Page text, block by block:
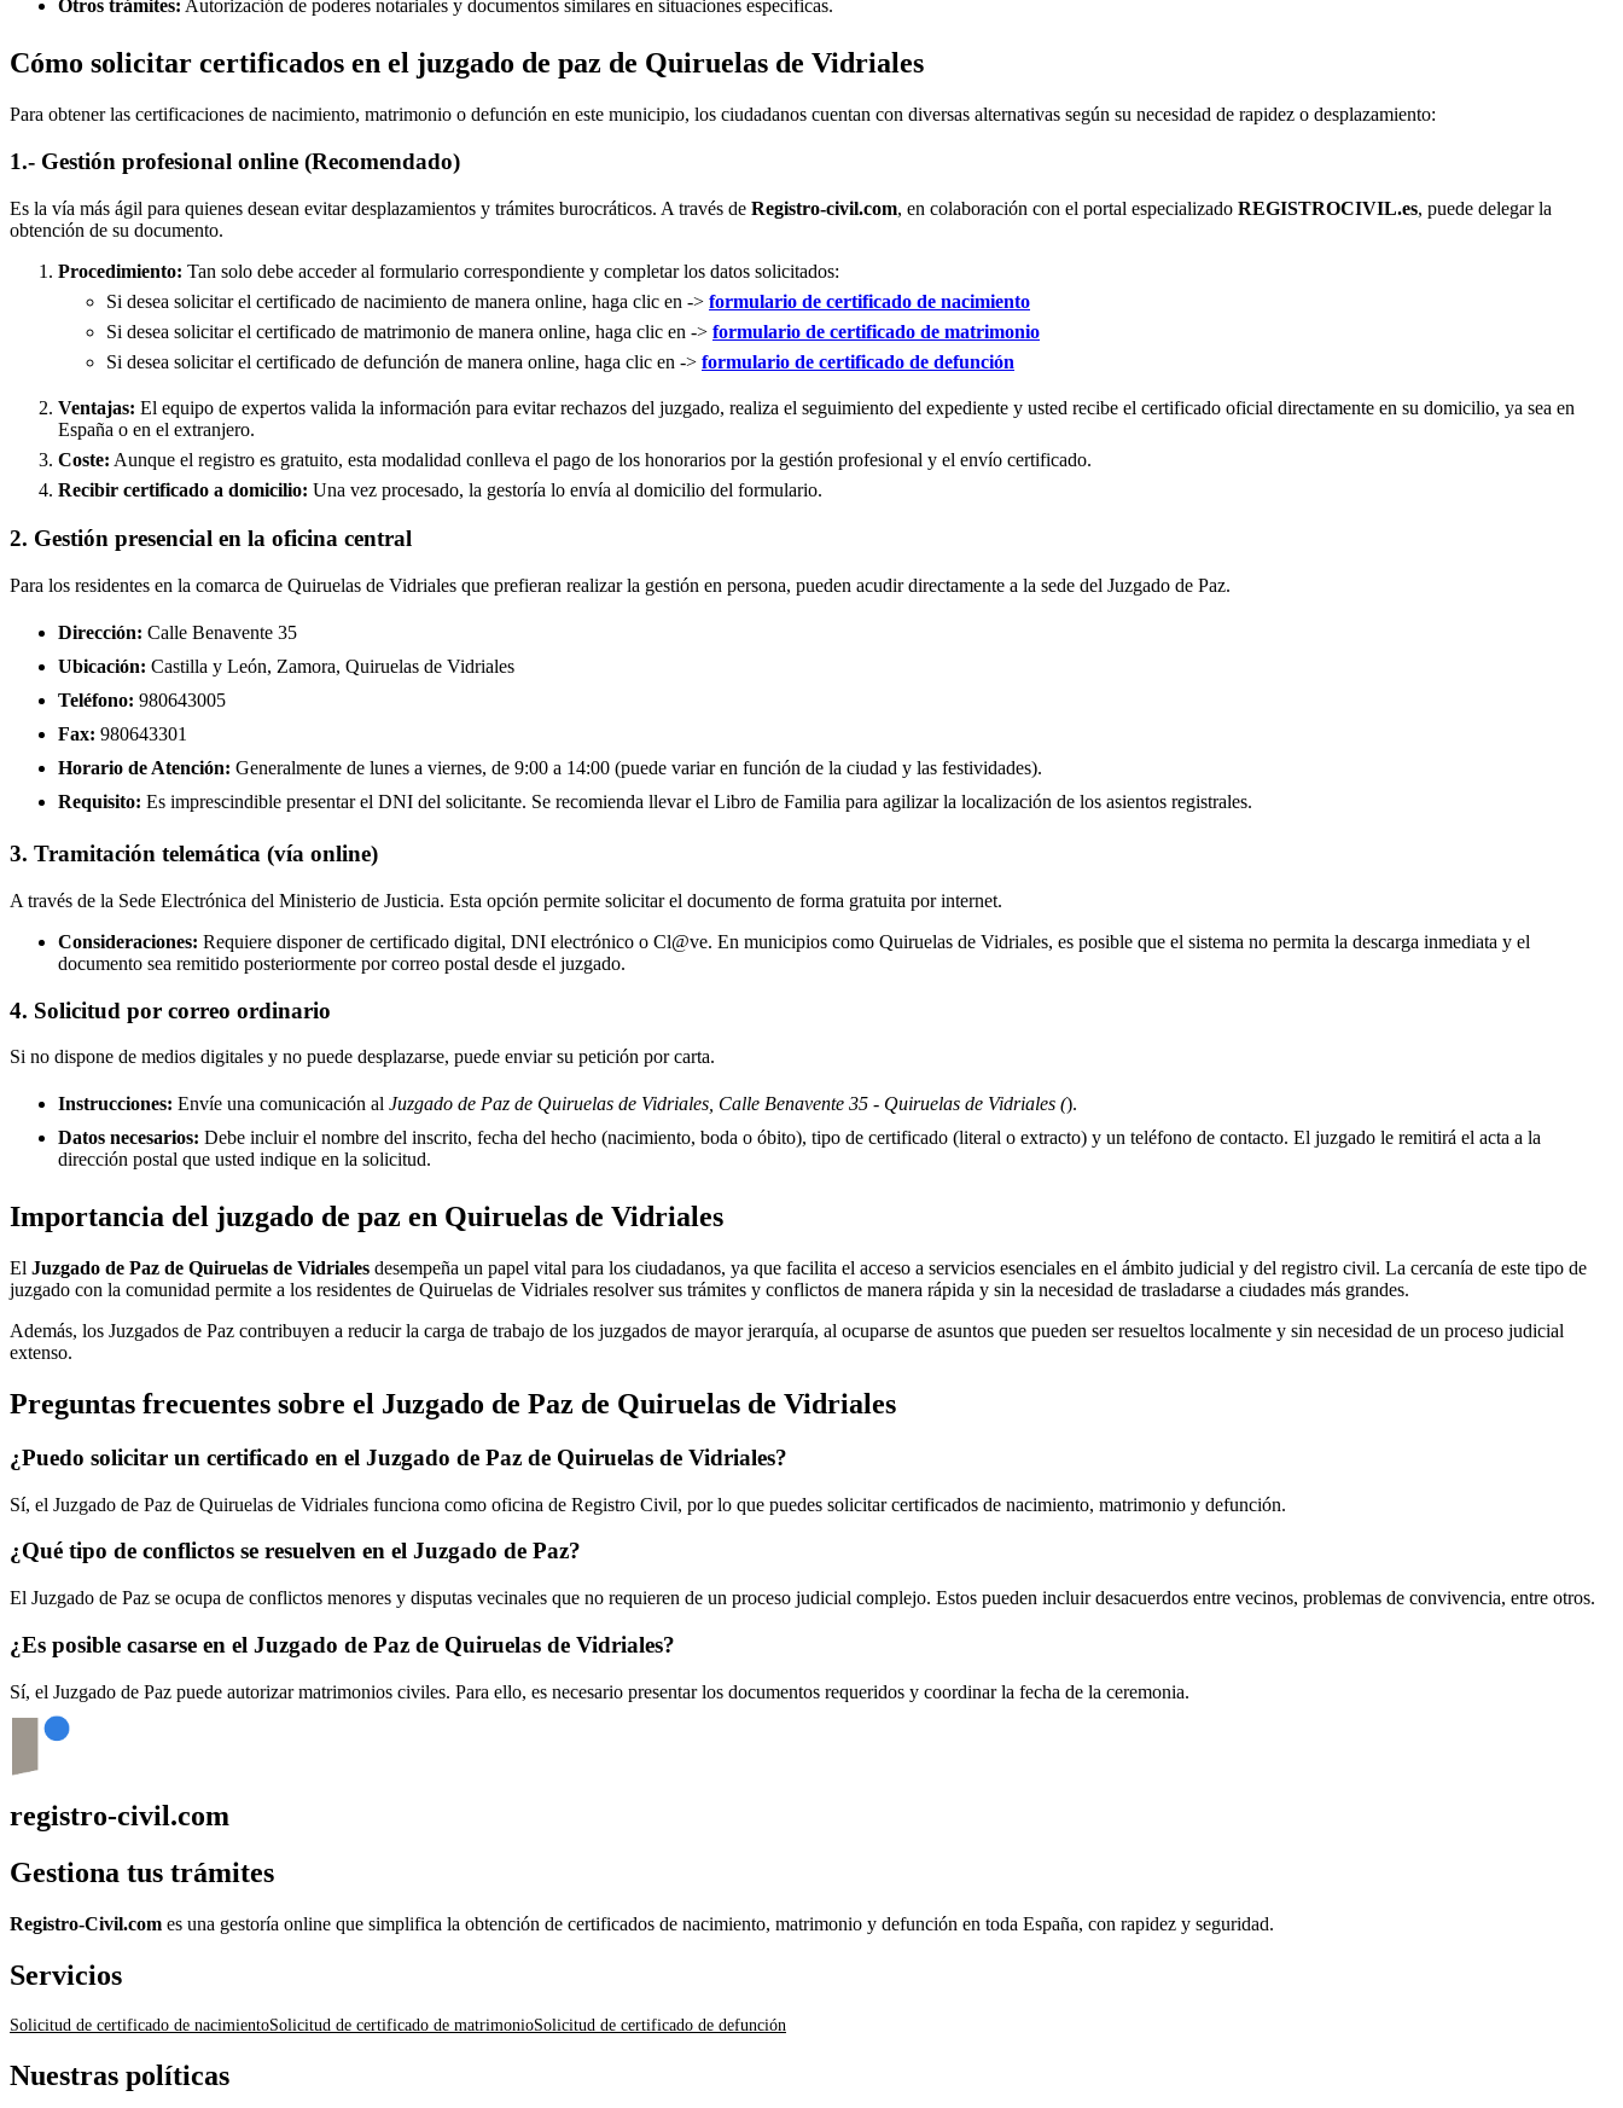
Otros trámites: Autorización de poderes notariales y documentos similares en situaciones específicas.
Cómo solicitar certificados en el juzgado de paz de Quiruelas de Vidriales
Para obtener las certificaciones de nacimiento, matrimonio o defunción en este municipio, los ciudadanos cuentan con diversas alternativas según su necesidad de rapidez o desplazamiento:
1.- Gestión profesional online (Recomendado)
Es la vía más ágil para quienes desean evitar desplazamientos y trámites burocráticos. A través de Registro-civil.com, en colaboración con el portal especializado REGISTROCIVIL.es, puede delegar la
obtención de su documento.
Procedimiento: Tan solo debe acceder al formulario correspondiente y completar los datos solicitados:
Si desea solicitar el certificado de nacimiento de manera online, haga clic en -> formulario de certificado de nacimiento
Si desea solicitar el certificado de matrimonio de manera online, haga clic en -> formulario de certificado de matrimonio
Si desea solicitar el certificado de defunción de manera online, haga clic en -> formulario de certificado de defunción
Ventajas: El equipo de expertos valida la información para evitar rechazos del juzgado, realiza el seguimiento del expediente y usted recibe el certificado oficial directamente en su domicilio, ya sea en
España o en el extranjero.
Coste: Aunque el registro es gratuito, esta modalidad conlleva el pago de los honorarios por la gestión profesional y el envío certificado.
Recibir certificado a domicilio: Una vez procesado, la gestoría lo envía al domicilio del formulario.
2. Gestión presencial en la oficina central
Para los residentes en la comarca de Quiruelas de Vidriales que prefieran realizar la gestión en persona, pueden acudir directamente a la sede del Juzgado de Paz.
Dirección: Calle Benavente 35
Ubicación: Castilla y León, Zamora, Quiruelas de Vidriales
Teléfono: 980643005
Fax: 980643301
Horario de Atención: Generalmente de lunes a viernes, de 9:00 a 14:00 (puede variar en función de la ciudad y las festividades).
Requisito: Es imprescindible presentar el DNI del solicitante. Se recomienda llevar el Libro de Familia para agilizar la localización de los asientos registrales.
3. Tramitación telemática (vía online)
A través de la Sede Electrónica del Ministerio de Justicia. Esta opción permite solicitar el documento de forma gratuita por internet.
Consideraciones: Requiere disponer de certificado digital, DNI electrónico o Cl@ve. En municipios como Quiruelas de Vidriales, es posible que el sistema no permita la descarga inmediata y el
documento sea remitido posteriormente por correo postal desde el juzgado.
4. Solicitud por correo ordinario
Si no dispone de medios digitales y no puede desplazarse, puede enviar su petición por carta.
Instrucciones: Envíe una comunicación al Juzgado de Paz de Quiruelas de Vidriales, Calle Benavente 35 - Quiruelas de Vidriales ().
Datos necesarios: Debe incluir el nombre del inscrito, fecha del hecho (nacimiento, boda o óbito), tipo de certificado (literal o extracto) y un teléfono de contacto. El juzgado le remitirá el acta a la
dirección postal que usted indique en la solicitud.
Importancia del juzgado de paz en Quiruelas de Vidriales
El Juzgado de Paz de Quiruelas de Vidriales desempeña un papel vital para los ciudadanos, ya que facilita el acceso a servicios esenciales en el ámbito judicial y del registro civil. La cercanía de este tipo de
juzgado con la comunidad permite a los residentes de Quiruelas de Vidriales resolver sus trámites y conflictos de manera rápida y sin la necesidad de trasladarse a ciudades más grandes.
Además, los Juzgados de Paz contribuyen a reducir la carga de trabajo de los juzgados de mayor jerarquía, al ocuparse de asuntos que pueden ser resueltos localmente y sin necesidad de un proceso judicial
extenso.
Preguntas frecuentes sobre el Juzgado de Paz de Quiruelas de Vidriales
¿Puedo solicitar un certificado en el Juzgado de Paz de Quiruelas de Vidriales?
Sí, el Juzgado de Paz de Quiruelas de Vidriales funciona como oficina de Registro Civil, por lo que puedes solicitar certificados de nacimiento, matrimonio y defunción.
¿Qué tipo de conflictos se resuelven en el Juzgado de Paz?
El Juzgado de Paz se ocupa de conflictos menores y disputas vecinales que no requieren de un proceso judicial complejo. Estos pueden incluir desacuerdos entre vecinos, problemas de convivencia, entre otros.
¿Es posible casarse en el Juzgado de Paz de Quiruelas de Vidriales?
Sí, el Juzgado de Paz puede autorizar matrimonios civiles. Para ello, es necesario presentar los documentos requeridos y coordinar la fecha de la ceremonia.
registro-civil.com
Gestiona tus trámites
Registro-Civil.com es una gestoría online que simplifica la obtención de certificados de nacimiento, matrimonio y defunción en toda España, con rapidez y seguridad.
Servicios
Solicitud de certificado de nacimientoSolicitud de certificado de matrimonioSolicitud de certificado de defunción
Nuestras políticas